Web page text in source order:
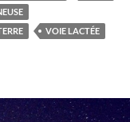
VOIE LACTÉE